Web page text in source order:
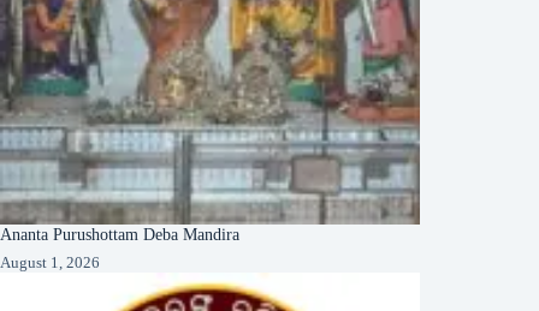
Ananta Purushottam Deba Mandira
August 1, 2026